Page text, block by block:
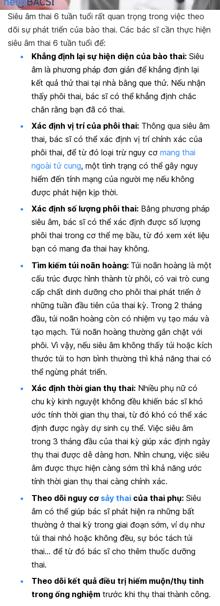
Siêu âm thai 6 tuần tuổi rất quan trọng trong việc theo
dõi sự phát triển của bào thai. Các bác sĩ cần thực hiện
siêu âm thai 6 tuần tuổi để:
Khẳng định lại sự hiện diện của bào thai: Siêu
âm là phương pháp đơn giản để khẳng định lại
kết quả thử thai tại nhà bằng que thử. Nếu nhận
thấy phôi thai, bác sĩ có thể khẳng định chắc
chắn rằng bạn đã có thai.
Xác định vị trí của phôi thai: Thông qua siêu âm
thai, bác sĩ có thể xác định vị trí chính xác của
phôi thai, để từ đó loại trừ nguy cơ mang thai
ngoài tử cung, một tình trạng có thể gây nguy
hiểm đến tính mạng của người mẹ nếu không
được phát hiện kịp thời.
Xác định số lượng phôi thai: Bằng phương pháp
siêu âm, bác sĩ có thể xác định được số lượng
phôi thai trong cơ thể mẹ bầu, từ đó xem xét liệu
bạn có mang đa thai hay không.
Tìm kiếm túi noãn hoàng: Túi noãn hoàng là một
cấu trúc được hình thành từ phôi, có vai trò cung
cấp chất dinh dưỡng cho phôi thai phát triển ở
những tuần đầu tiên của thai kỳ. Trong 2 tháng
đầu, túi noãn hoàng còn có nhiệm vụ tạo máu và
tạo mạch. Túi noãn hoàng thường gắn chặt với
phôi. Vì vậy, nếu siêu âm không thấy túi hoặc kích
thước túi to hơn bình thường thì khả năng thai có
thể ngừng phát triển.
Xác định thời gian thụ thai: Nhiều phụ nữ có
chu kỳ kinh nguyệt không đều khiến bác sĩ khó
ước tính thời gian thụ thai, từ đó khó có thể xác
định được ngày dự sinh cụ thể. Việc siêu âm
trong 3 tháng đầu của thai kỳ giúp xác định ngày
thụ thai được dễ dàng hơn. Nhìn chung, việc siêu
âm được thực hiện càng sớm thì khả năng ước
tính thời gian thụ thai càng chính xác.
Theo dõi nguy cơ sảy thai của thai phụ: Siêu
âm có thể giúp bác sĩ phát hiện ra những bất
thường ở thai kỳ trong giai đoạn sớm, ví dụ như
túi thai nhỏ hoặc không đều, sự bóc tách túi
thai… để từ đó bác sĩ cho thêm thuốc dưỡng
thai.
Theo dõi kết quả điều trị hiếm muộn/thụ tinh
trong ống nghiệm trước khi thụ thai thành công.